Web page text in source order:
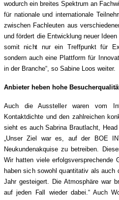
wodurch ein breites Spektrum an
für nationale und internationale
zwischen Fachleuten aus
und fördert die Entwicklung neuer
somit nicht nur ein Treffpunkt für
sondern auch eine Plattform für
in der Branche“, so Sabine Loos weiter.
Anbieter heben hohe
Auch die Aussteller waren vom
Kontaktdichte und den zahlreichen
sieht es auch Sabrina Brautlacht,
„Unser Ziel war es, auf der BOE
Neukundenakquise zu betreiben.
Wir hatten viele erfolgsversprechende
haben sich sowohl quantitativ als
Jahr gesteigert. Die Atmosphäre war
auf jeden Fall wieder dabei.“ Auch